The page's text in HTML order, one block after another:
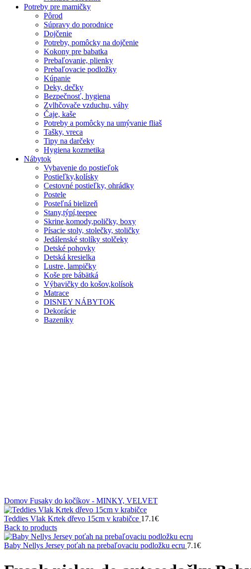
Potreby pre mamičky
Pôrod
Súpravy do porodnice
Dojčenie
Potreby, pomôcky na dojčenie
Kokony pre babatka
Prebaľovanie, plienky
Prebaľovacie podložky
Kúpanie
Deky, dečky
Bezpečnosť, hygiena
Zvlhčovače vzduchu, váhy
Čaje, kaše
Potreby a pomôcky na umývanie fliaš
Tašky, vreca
Tipy na darčeky
Hygiena kozmetika
Nábytok
Vybavenie do postieľok
Postieľky,kolísky
Cestovné postieľky, ohrádky
Postele
Posteľná bielizeň
Stany,týpí,teepee
Skrine,komody,poličky, boxy
Písacie stoly, stolečky, stoličky
Jedálenské stolíky stolčeky
Detské pohovky
Detská kresielka
Lustre, lampičky
Koše pre bábätká
Výbavičky do košov,kolísok
Matrace
DISNEY NÁBYTOK
Dekorácie
Bazeniky
Domov Fusaky do kočíkov - MINKY, VELVET
Teddies Vlak Krtek dřevo 15cm v krabičce 17.1€
Back to products
Baby Nellys Jersey poťah na prebaľovaciu podložku ecru 7.1€